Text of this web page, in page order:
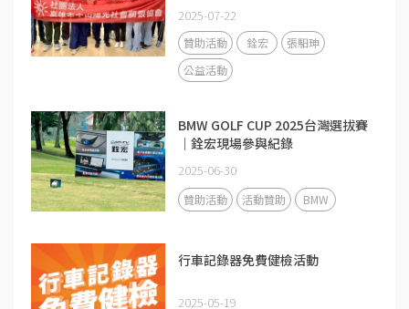
2025-07-22
贊助活動 銓宏
張馹珅
公益活動
BMW GOLF CUP 2025台灣選拔賽
｜銓宏現場參與紀錄
2025-06-30
贊助活動 活動贊助 BMW
行車記錄器免費健檢活動
2025-05-19